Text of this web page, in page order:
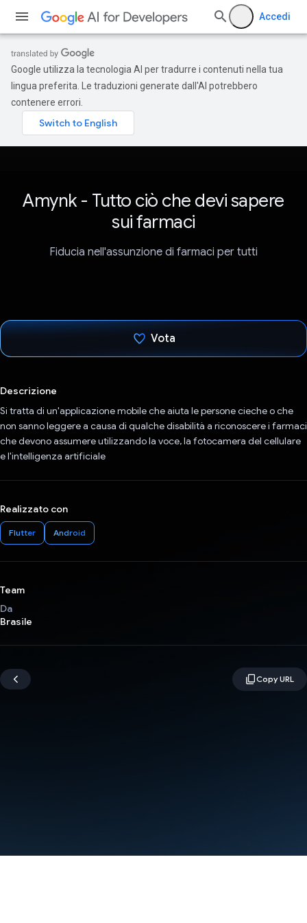
Accedi
Google utilizza la tecnologia AI per tradurre i contenuti nella tua
lingua preferita. Le traduzioni generate dall'AI potrebbero
contenere errori.
Amynk - Tutto ciò che devi sapere
sui farmaci
Fiducia nell'assunzione di farmaci per tutti
Vota
Descrizione
Si tratta di un'applicazione mobile che aiuta le persone cieche o che
non sanno leggere a causa di qualche disabilità a riconoscere i farmaci
che devono assumere utilizzando la voce, la fotocamera del cellulare
e l'intelligenza artificiale
Realizzato con
Flutter Android
Team
Da
Brasile